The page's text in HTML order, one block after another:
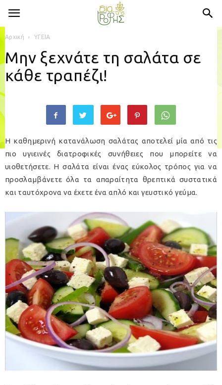
Αρχική ΥΓΕΙΑ
Μην ξεχνάτε τη σαλάτα σε
κάθε τραπέζι!
Η καθημερινή κατανάλωση σαλάτας αποτελεί μία από τις
πιο υγιεινές διατροφικές συνήθειες που μπορείτε να
υιοθετήσετε. Η σαλάτα είναι ένας εύκολος τρόπος για να
προσλαμβάνετε όλα τα απαραίτητα θρεπτικά συστατικά
και ταυτόχρονα να έχετε ένα απλό και γευστικό γεύμα.